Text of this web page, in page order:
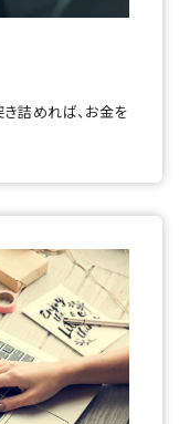
詰めれば、お金を